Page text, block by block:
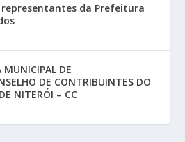
representantes da Prefeitura
MUNICIPAL DE
DE CONTRIBUINTES DO
NITERÓI – CC